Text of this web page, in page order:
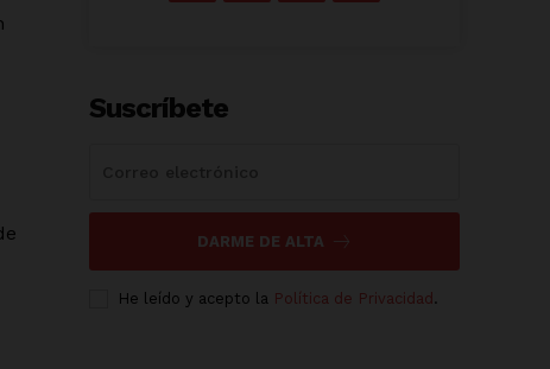
Suscríbete
DARME DE ALTA
He leído y acepto la Política de Privacidad .